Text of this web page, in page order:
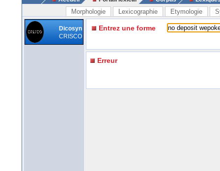
Morphologie Lexicographie Etymologie
Dicosyn
CRISCO
Entrez une forme
Erreur